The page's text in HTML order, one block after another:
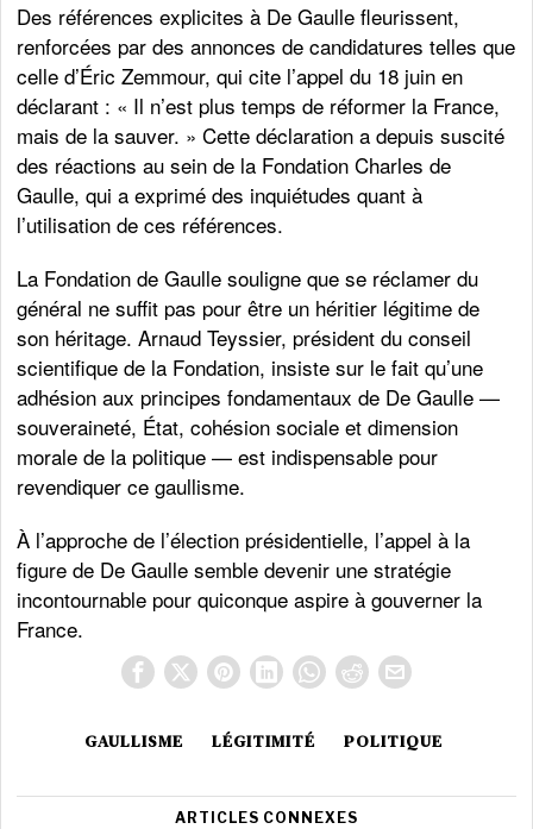
Des références explicites à De Gaulle fleurissent,
renforcées par des annonces de candidatures telles que
celle d’Éric Zemmour, qui cite l’appel du 18 juin en
déclarant : « Il n’est plus temps de réformer la France,
mais de la sauver. » Cette déclaration a depuis suscité
des réactions au sein de la Fondation Charles de
Gaulle, qui a exprimé des inquiétudes quant à
l’utilisation de ces références.
La Fondation de Gaulle souligne que se réclamer du
général ne suffit pas pour être un héritier légitime de
son héritage. Arnaud Teyssier, président du conseil
scientifique de la Fondation, insiste sur le fait qu’une
adhésion aux principes fondamentaux de De Gaulle —
souveraineté, État, cohésion sociale et dimension
morale de la politique — est indispensable pour
revendiquer ce gaullisme.
À l’approche de l’élection présidentielle, l’appel à la
figure de De Gaulle semble devenir une stratégie
incontournable pour quiconque aspire à gouverner la
France.
GAULLISME LÉGITIMITÉ POLITIQUE
ARTICLES CONNEXES